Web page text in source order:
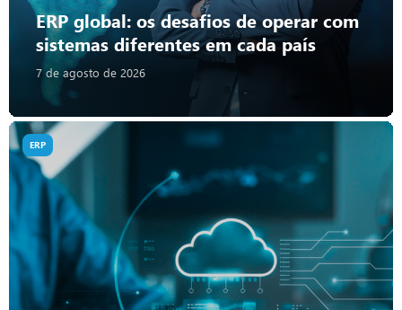
ERP global: os desafios de operar com
sistemas diferentes em cada país
7 de agosto de 2026
ERP